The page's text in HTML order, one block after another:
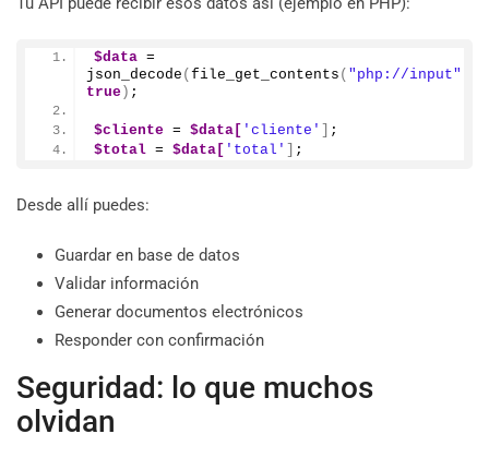
$data
json_decode ( file_get_contents ( "php://input"
true ) ;
$cliente = $data[ 'cliente'
;
$total = $data[ 'total' ;
Desde allí puedes:
Guardar en base de datos
Validar información
Generar documentos electrónicos
Responder con confirmación
Seguridad: lo que muchos
olvidan